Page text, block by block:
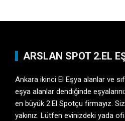
ARSLAN SPOT 2.EL
Ankara ikinci El Eşya alanlar ve
eşya alanlar dendiğinde
en büyük 2.El Spotçu firmayız.
yakınız. Lütfen evinizdeki yada